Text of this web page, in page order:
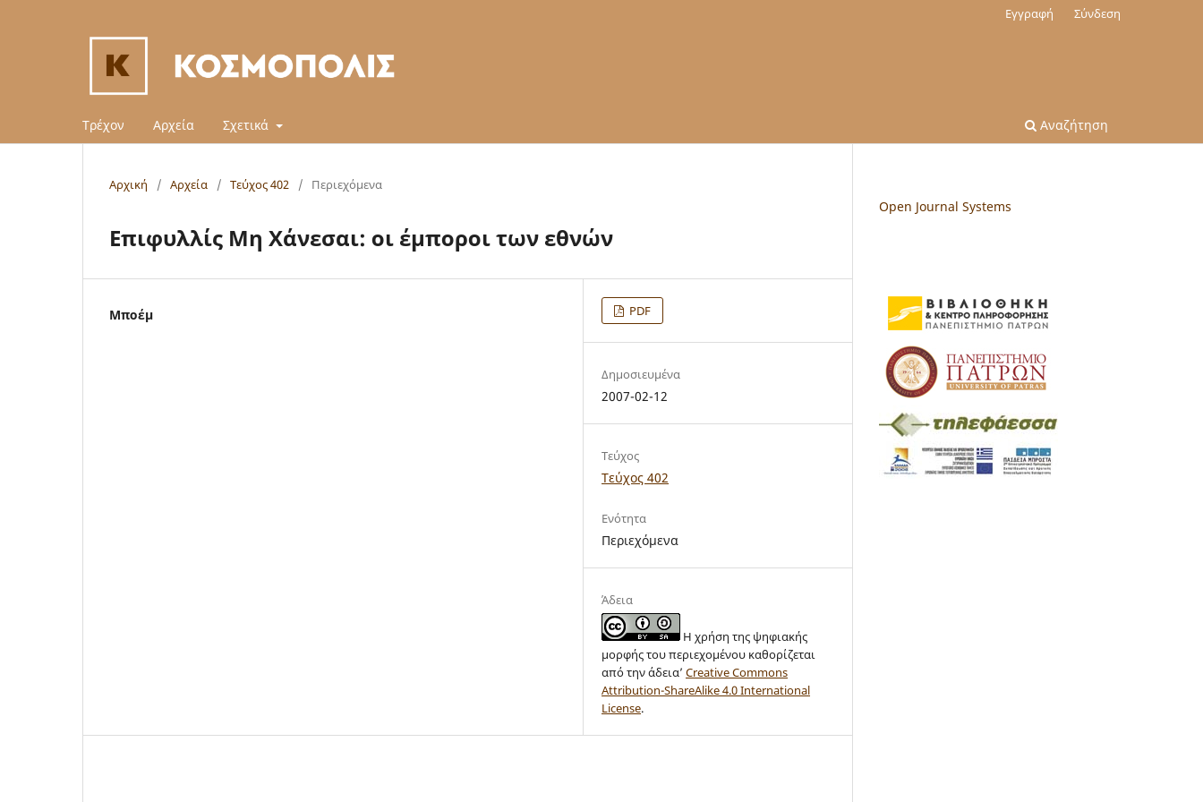
Τρέχον Αρχεία Σχετικά Αναζήτηση
Εγγραφή Σύνδεση
Αρχική / Αρχεία / Τεύχος 402 / Περιεχόμενα
Επιφυλλίς Μη Χάνεσαι: οι έμποροι των εθνών
Μποέμ PDF
Δημοσιευμένα
2007-02-12
Τεύχος
Τεύχος 402
Ενότητα
Περιεχόμενα
Άδεια
Η χρήση της ψηφιακής
μορφής του περιεχομένου καθορίζεται
από την άδεια’Creative Commons
Attribution-ShareAlike 4.0 International
License.
Open Journal Systems